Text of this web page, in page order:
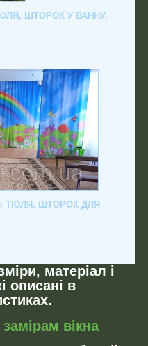
ШТОРОК У ВАННУ,
ТЮЛЯ, ШТОРОК ДЛЯ
матеріал і
описані в
вікна